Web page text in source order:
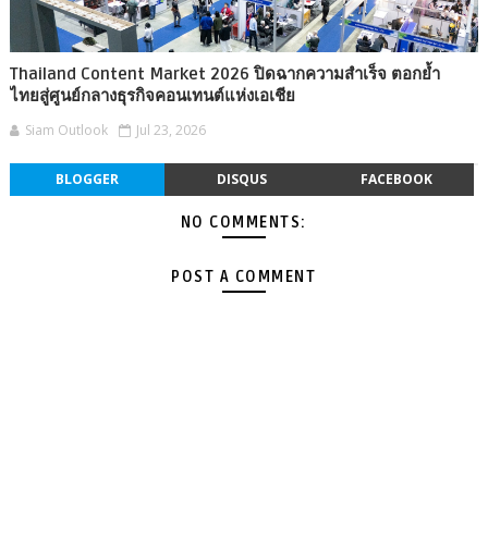
Thailand Content Market 2026 ปิดฉากความสำเร็จ ตอกย้ำ
ไทยสู่ศูนย์กลางธุรกิจคอนเทนต์แห่งเอเชีย
Siam Outlook Jul 23, 2026
BLOGGER DISQUS FACEBOOK
NO COMMENTS:
POST A COMMENT